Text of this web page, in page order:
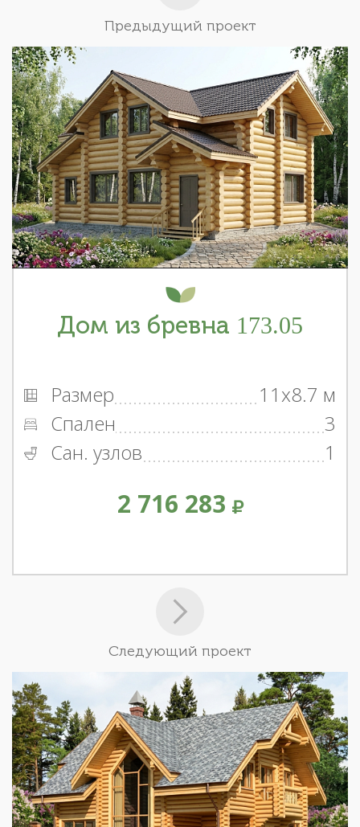
Предыдущий проект
Дом из бревна 173.05
Размер
11x8.7 м
Спален
3
Сан. узлов
1
2 716 283
Следующий проект